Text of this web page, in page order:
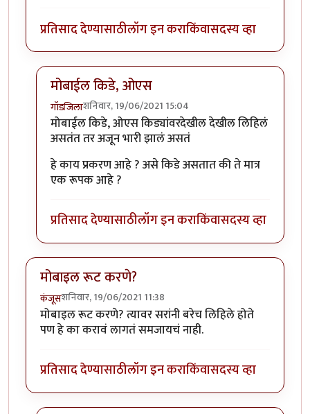
प्रतिसाद देण्यासाठीलॉग इन कराकिंवासदस्य व्हा
मोबाईल किडे, ओएस
गॉडजिलाशनिवार, 19/06/2021 15:04
In reply toबाकी मोबाईल किडे, ओएसbyप्रचेतस
मोबाईल किडे, ओएस किड्यांवरदेखील देखील लिहिलं
असतंत तर अजून भारी झालं असतं
हे काय प्रकरण आहे ? असे किडे असतात की ते मात्र
एक रूपक आहे ?
प्रतिसाद देण्यासाठीलॉग इन कराकिंवासदस्य व्हा
मोबाइल रूट करणे?
कंजूसशनिवार, 19/06/2021 11:38
मोबाइल रूट करणे? त्यावर सरांनी बरेच लिहिले होते
पण हे का करावं लागतं समजायचं नाही.
प्रतिसाद देण्यासाठीलॉग इन कराकिंवासदस्य व्हा